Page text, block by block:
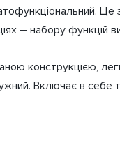
– набору функцій
конструкцією,
Включає в себе
78г